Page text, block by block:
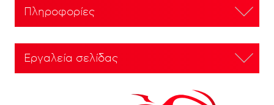
Πληροφορίες
Εργαλεία σελίδας